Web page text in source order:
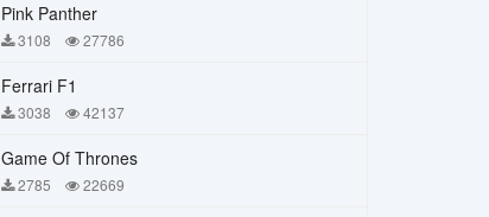
Pink Panther
3108 27786
Ferrari F1
3038 42137
Game Of Thrones
2785 22669